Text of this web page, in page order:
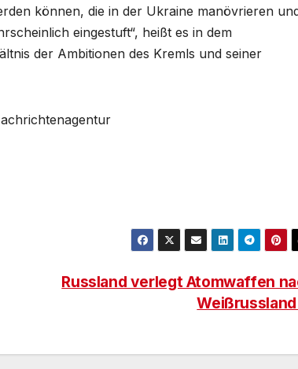
können, die in der Ukraine manövrieren
eingestuft“, heißt es in dem
der Ambitionen des Kremls und seiner
Russland verlegt Atomwaffen